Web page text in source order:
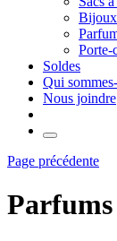
Bijoux
Porte-
Soldes
Qui
Nous joindre
Page précédente
Parfums